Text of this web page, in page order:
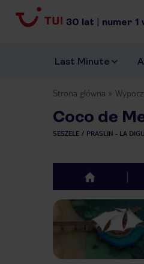
30 lat | numer 1
Last Minute
Strona główna
Coco de
SESZELE PRASLIN - LA
top
Previous slide